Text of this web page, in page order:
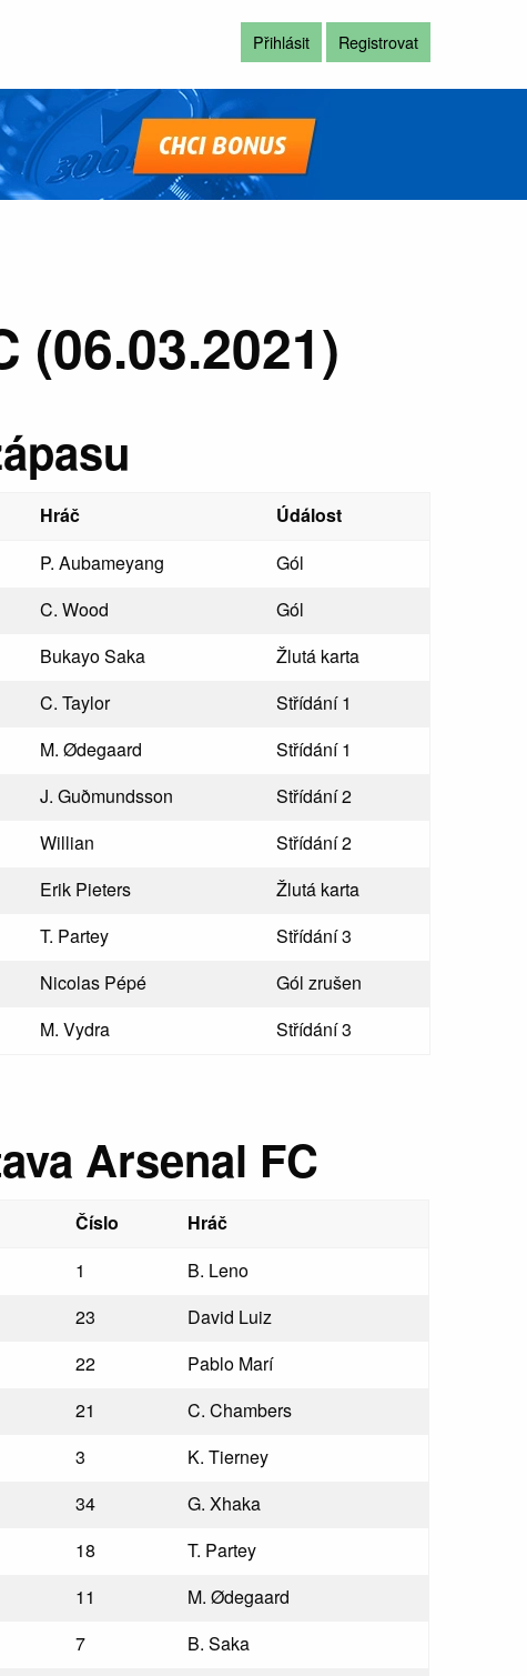
Přihlásit Registrovat
(06.03.2021)
Hráč
Údálost
P. Aubameyang
Gól
C. Wood
Gól
Bukayo Saka
Žlutá karta
C. Taylor
Střídání 1
M. Ødegaard
Střídání 1
J. Guðmunds­son
Střídání 2
Willian
Střídání 2
Erik Pieters
Žlutá karta
T. Partey
Střídání 3
Nicolas Pépé
Gól zrušen
M. Vydra Střídání 3
Arsenal FC
Číslo
Hráč
1
B. Leno
23
David Luiz
22
Pablo Marí
21
C. Chambers
3
K. Tierney
34
G. Xhaka
18
T. Partey
11
M. Ødegaard
7
B. Saka